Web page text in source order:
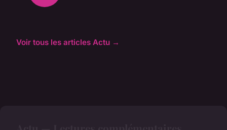
Voir tous les articles Actu →